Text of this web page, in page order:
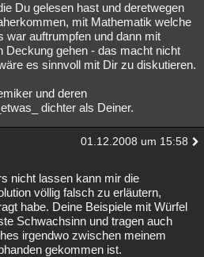
Du gelesen hast und deretwegen
mit Mathematik welche
war auftrumpfen und dann mit
Deckung gehen - das macht nicht
es sinnvoll mit Dir zu diskutieren.
und deren
dichter als Deiner.
01.12.2008 um 15:58
nicht lassen kann mir die
völlig falsch zu erläutern,
habe. Deine Beispiele mit Würfel
Schwachsinn und tragen auch
irgendwo zwischen meinem
gekommen ist.